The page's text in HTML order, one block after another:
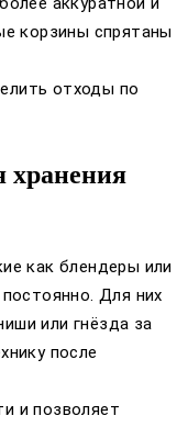
корзины спрятаны
отходы по
хранения
как блендеры или
Для них
или гнёзда за
после
и позволяет